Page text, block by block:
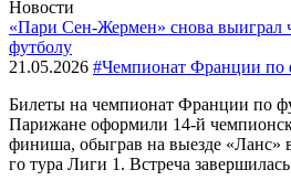
Новости
«Пари Сен-Жермен» снова выиграл
футболу
21.05.2026 #Чемпионат Франции по
Билеты на чемпионат Франции по
Парижане оформили 14-й
финиша, обыграв на выезде «Ланс»
го тура Лиги 1. Встреча